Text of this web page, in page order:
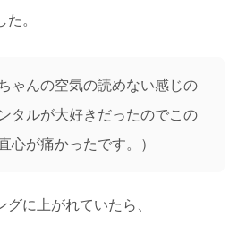
。
ちゃんの空気の読めない感じの
タルが大好きだったのでこの
心が痛かったです。）
に上がれていたら、